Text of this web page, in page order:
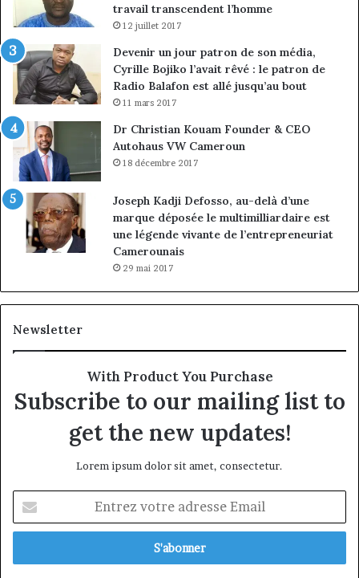
travail transcendent l’homme
12 juillet 2017
Devenir un jour patron de son média,
Cyrille Bojiko l’avait rêvé : le patron de
Radio Balafon est allé jusqu’au bout
11 mars 2017
Dr Christian Kouam Founder & CEO
Autohaus VW Cameroun
18 décembre 2017
Joseph Kadji Defosso, au-delà d’une
marque déposée le multimilliardaire est
une légende vivante de l’entrepreneuriat
Camerounais
29 mai 2017
Newsletter
With Product You Purchase
Subscribe to our mailing list to
get the new updates!
Lorem ipsum dolor sit amet, consectetur.
votre
adresse